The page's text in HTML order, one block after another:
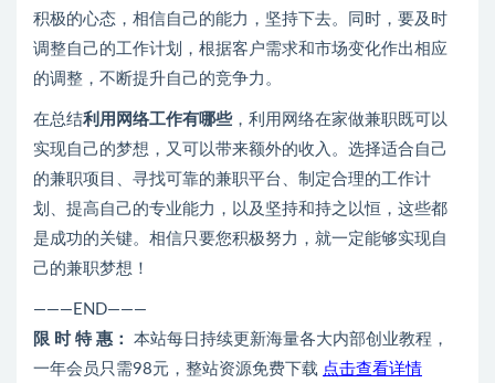
积极的心态，相信自己的能力，坚持下去。同时，要及时
调整自己的工作计划，根据客户需求和市场变化作出相应
的调整，不断提升自己的竞争力。
在总结利用网络工作有哪些，利用网络在家做兼职既可以
实现自己的梦想，又可以带来额外的收入。选择适合自己
的兼职项目、寻找可靠的兼职平台、制定合理的工作计
划、提高自己的专业能力，以及坚持和持之以恒，这些都
是成功的关键。相信只要您积极努力，就一定能够实现自
己的兼职梦想！
———END———
限 时 特 惠： 本站每日持续更新海量各大内部创业教程，
一年会员只需98元，整站资源免费下载 点击查看详情